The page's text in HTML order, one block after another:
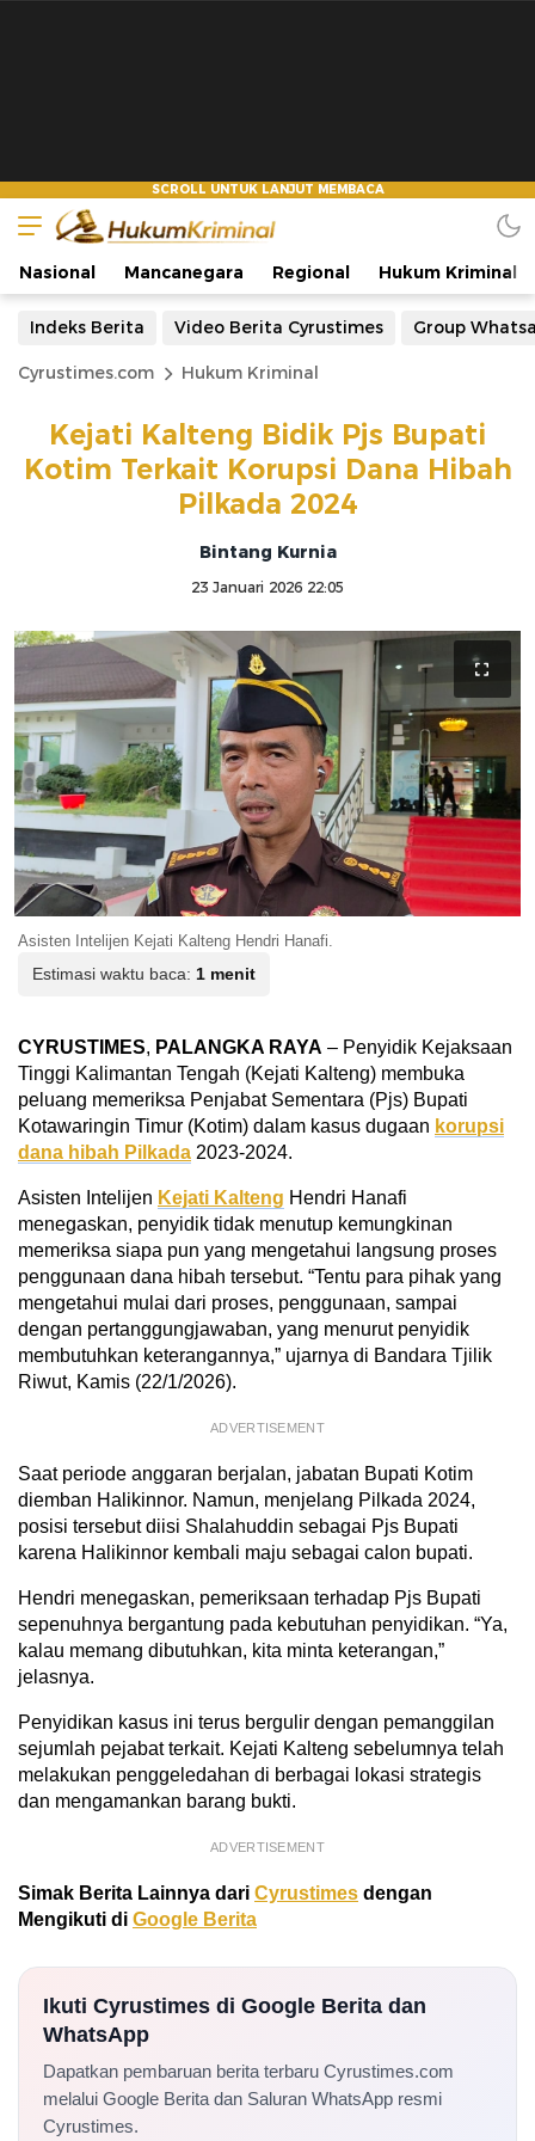
Nasional Mancanegara Regional Hukum Kriminal
Indeks Berita Video Berita Cyrustimes Group
Cyrustimes.com Hukum Kriminal
Kejati Kalteng Bidik Pjs Bupati
Kotim Terkait Korupsi Dana Hibah
Pilkada 2024
Bintang Kurnia
23 Januari 2026 22:05
Asisten Intelijen Kejati Kalteng Hendri Hanafi.
Estimasi waktu baca: 1 menit
CYRUSTIMES, PALANGKA RAYA – Penyidik Kejaksaan
Tinggi Kalimantan Tengah (Kejati Kalteng) membuka
peluang memeriksa Penjabat Sementara (Pjs) Bupati
Kotawaringin Timur (Kotim) dalam kasus dugaan korupsi
dana hibah Pilkada 2023-2024.
Asisten Intelijen Kejati Kalteng Hendri Hanafi
menegaskan, penyidik tidak menutup kemungkinan
memeriksa siapa pun yang mengetahui langsung proses
penggunaan dana hibah tersebut. “Tentu para pihak yang
mengetahui mulai dari proses, penggunaan, sampai
dengan pertanggungjawaban, yang menurut penyidik
membutuhkan keterangannya,” ujarnya di Bandara Tjilik
Riwut, Kamis (22/1/2026).
ADVERTISEMENT
Saat periode anggaran berjalan, jabatan Bupati Kotim
diemban Halikinnor. Namun, menjelang Pilkada 2024,
posisi tersebut diisi Shalahuddin sebagai Pjs Bupati
karena Halikinnor kembali maju sebagai calon bupati.
Hendri menegaskan, pemeriksaan terhadap Pjs Bupati
sepenuhnya bergantung pada kebutuhan penyidikan. “Ya,
kalau memang dibutuhkan, kita minta keterangan,”
jelasnya.
Penyidikan kasus ini terus bergulir dengan pemanggilan
sejumlah pejabat terkait. Kejati Kalteng sebelumnya telah
melakukan penggeledahan di berbagai lokasi strategis
dan mengamankan barang bukti.
ADVERTISEMENT
Simak Berita Lainnya dari Cyrustimes dengan
Mengikuti di Google Berita
Ikuti Cyrustimes di Google Berita dan
WhatsApp
Dapatkan pembaruan berita terbaru Cyrustimes.com
melalui Google Berita dan Saluran WhatsApp resmi
Cyrustimes.